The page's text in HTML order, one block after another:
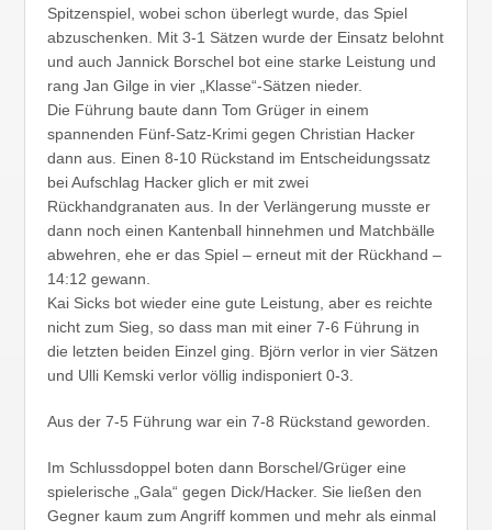
Spitzenspiel, wobei schon überlegt wurde, das Spiel
abzuschenken. Mit 3-1 Sätzen wurde der Einsatz belohnt
und auch Jannick Borschel bot eine starke Leistung und
rang Jan Gilge in vier „Klasse“-Sätzen nieder.
Die Führung baute dann Tom Grüger in einem
spannenden Fünf-Satz-Krimi gegen Christian Hacker
dann aus. Einen 8-10 Rückstand im Entscheidungssatz
bei Aufschlag Hacker glich er mit zwei
Rückhandgranaten aus. In der Verlängerung musste er
dann noch einen Kantenball hinnehmen und Matchbälle
abwehren, ehe er das Spiel – erneut mit der Rückhand –
14:12 gewann.
Kai Sicks bot wieder eine gute Leistung, aber es reichte
nicht zum Sieg, so dass man mit einer 7-6 Führung in
die letzten beiden Einzel ging. Björn verlor in vier Sätzen
und Ulli Kemski verlor völlig indisponiert 0-3.
Aus der 7-5 Führung war ein 7-8 Rückstand geworden.
Im Schlussdoppel boten dann Borschel/Grüger eine
spielerische „Gala“ gegen Dick/Hacker. Sie ließen den
Gegner kaum zum Angriff kommen und mehr als einmal